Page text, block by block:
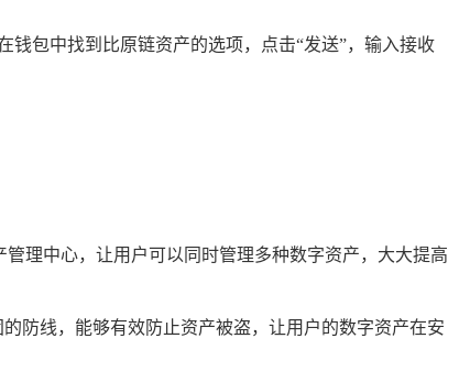
包中找到比原链资产的选项，点击“发送”，输入接收
理中心，让用户可以同时管理多种数字资产，大大提高
防线，能够有效防止资产被盗，让用户的数字资产在安